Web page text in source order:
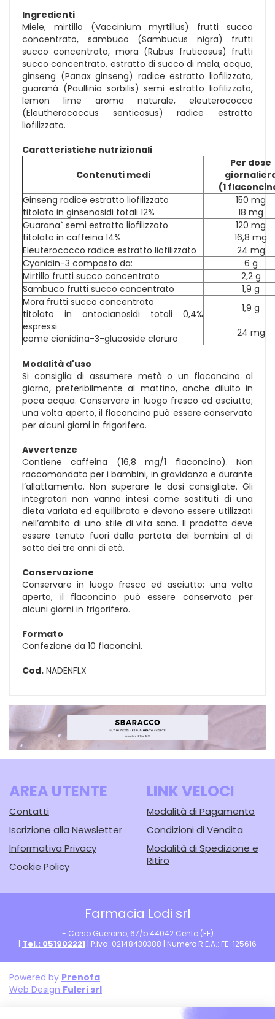
Ingredienti
Miele, mirtillo (Vaccinium myrtillus) frutti succo
concentrato, sambuco (Sambucus nigra) frutti
succo concentrato, mora (Rubus fruticosus) frutti
succo concentrato, estratto di succo di mela, acqua,
ginseng (Panax ginseng) radice estratto liofilizzato,
guaranà (Paullinia sorbilis) semi estratto liofilizzato,
lemon lime aroma naturale, eleuterococco
(Eleutherococcus senticosus) radice estratto
liofilizzato.
Caratteristiche nutrizionali
Contenuti medi
Per dose
(1
Ginseng radice estratto liofilizzato
titolato in ginsenosidi totali 12%
150 mg
18 mg
Guarana` semi estratto liofilizzato
titolato in caffeina 14%
120 mg
16,8 mg
Eleuterococco radice estratto liofilizzato
24 mg
Cyanidin-3 composto da:
6 g
Mirtillo frutti succo concentrato
2,2 g
Sambuco frutti succo concentrato
1,9 g
Mora frutti succo concentrato
titolato in antocianosidi totali 0,4%
espressi
come cianidina-3-glucoside cloruro
1,9 g
24 mg
Modalità d'uso
Si consiglia di assumere metà o un flaconcino al
giorno, preferibilmente al mattino, anche diluito in
poca acqua. Conservare in luogo fresco ed asciutto;
una volta aperto, il flaconcino può essere conservato
per alcuni giorni in frigorifero.
Avvertenze
Contiene caffeina (16,8 mg/1 flaconcino). Non
raccomandato per i bambini, in gravidanza e durante
l’allattamento. Non superare le dosi consigliate. Gli
integratori non vanno intesi come sostituti di una
dieta variata ed equilibrata e devono essere utilizzati
nell’ambito di uno stile di vita sano. Il prodotto deve
essere tenuto fuori dalla portata dei bambini al di
sotto dei tre anni di età.
Conservazione
Conservare in luogo fresco ed asciutto; una volta
aperto, il flaconcino può essere conservato per
alcuni giorni in frigorifero.
Formato
Confezione da 10 flaconcini.
Cod. NADENFLX
AREA UTENTE
Contatti
Iscrizione alla Newsletter
Informativa Privacy
Cookie Policy
LINK VELOCI
Modalità di Pagamento
Condizioni di Vendita
Modalità di Spedizione e
Ritiro
Farmacia Lodi srl
- Corso Guercino, 67/b 44042 Cento (FE)
| Tel.: 051902221 | P.Iva: 02148430388 | Numero R.E.A.: FE-125616
Powered by Prenofa
Web Design Fulcri srl